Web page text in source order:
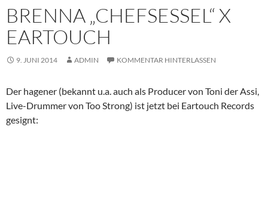
BRENNA „CHEFSESSEL“ X
EARTOUCH
9. JUNI 2014 ADMIN KOMMENTAR HINTERLASSEN
Der hagener (bekannt u.a. auch als Producer von Toni der Assi,
Live-Drummer von Too Strong) ist jetzt bei Eartouch Records
gesignt: